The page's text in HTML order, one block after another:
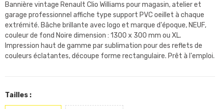
Bannière vintage Renault Clio Williams pour magasin, atelier et
garage professionnel affiche type support PVC oeillet à chaque
extrémité. Bâche brillante avec logo et marque d'époque, NEUF,
couleur de fond Noire dimension : 1300 x 300 mm ou XL.
Impression haut de gamme par sublimation pour des reflets de
couleurs éclatantes, découpe forme rectangulaire. Prêt à l'emploi.
Tailles :